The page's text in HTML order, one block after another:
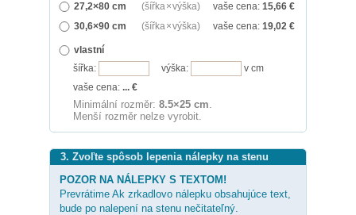
27,2×80 cm
(šířka × výška) vaše cena: 15,66 €
30,6×90 cm
(šířka × výška) vaše cena: 19,02 €
vlastní
šířka:
výška:
v cm
vaše cena:
€
Minimální rozměr: 8.5×25 cm
Menší rozměr nelze vyrobit.
3. Zvoľte spôsob lepenia nálepky na stenu
POZOR NA NÁLEPKY S TEXTOM!
Prevrátime Ak zrkadlovo nálepku obsahujúce text,
bude po nalepení na stenu nečitateľný.